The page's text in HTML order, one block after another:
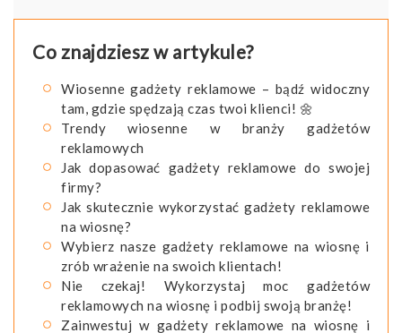
Co znajdziesz w artykule?
Wiosenne gadżety reklamowe – bądź widoczny
tam, gdzie spędzają czas twoi klienci! 🌼
​Trendy wiosenne w branży gadżetów
reklamowych
​Jak dopasować gadżety reklamowe do swojej
firmy?
​Jak skutecznie wykorzystać gadżety reklamowe
na wiosnę?
Wybierz nasze gadżety reklamowe na wiosnę i
zrób wrażenie na swoich klientach!
Nie czekaj! Wykorzystaj moc gadżetów
reklamowych na wiosnę i podbij swoją branżę!
Zainwestuj w gadżety reklamowe na wiosnę i